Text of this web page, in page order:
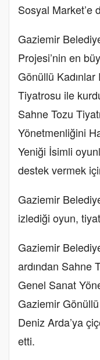
Sosyal Market’e
Gaziemir
Projesi’nin en
Gönüllü
Tiyatrosu ile
Sahne Tozu
Yönetmenliğini
Yeniği İsimli
destek vermek
Gaziemir
izlediği oyun,
Gaziemir
ardından Sahne
Genel Sanat
Gaziemir
Deniz Arda’ya
etti.